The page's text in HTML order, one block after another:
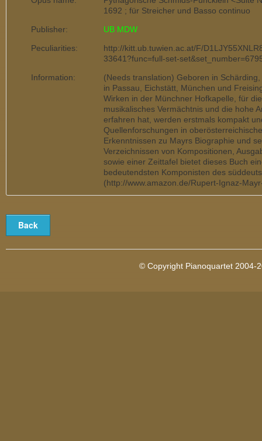
1692 ; für Streicher und Basso continuo
Publisher:
UB MDW
Peculiarities:
http://kitt.ub.tuwien.ac.at/F/
33641?func=full-set-
Information:
(Needs translation) Geboren in
in Passau, Eichstätt, München und
Wirken in der Münchner Hofkapelle, für
musikalisches Vermächtnis und die hohe
erfahren hat, werden erstmals kompakt
Quellenforschungen in
Erkenntnissen zu Mayrs Biographie und
Verzeichnissen von Kompositionen,
sowie einer Zeittafel bietet dieses Buch
bedeutendsten Komponisten des
(http://www.amazon.de/Rupert-Ignaz-
© Copyright Pianoquartet 2004-